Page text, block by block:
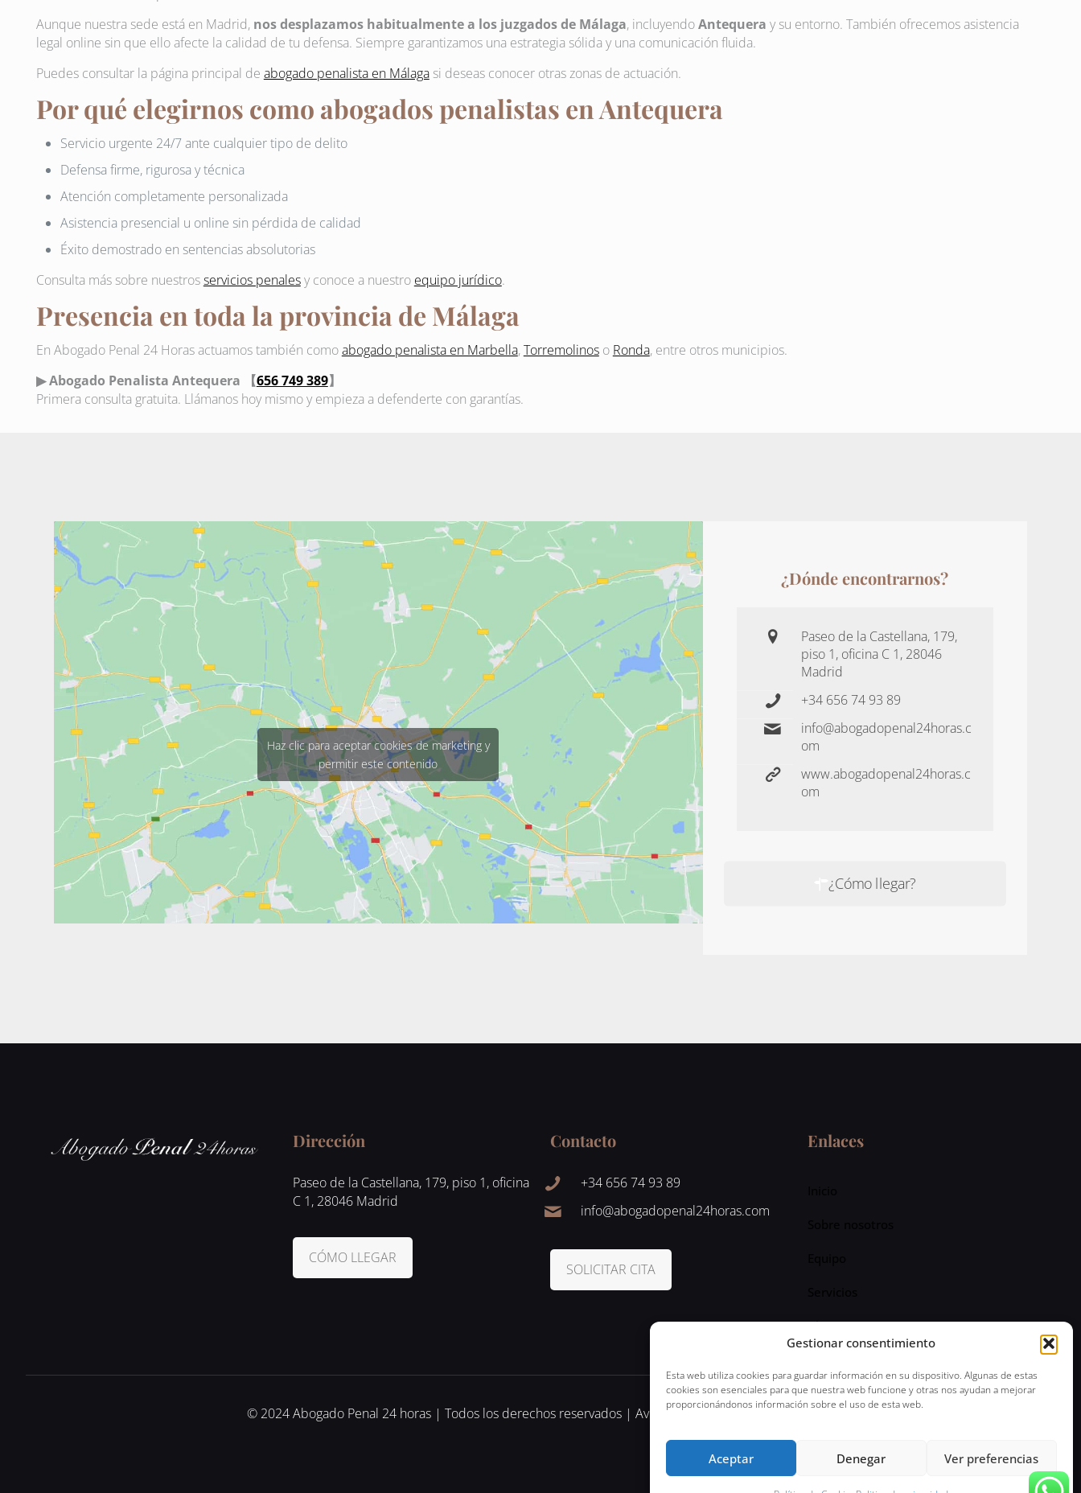
Gestionar consentimiento
Esta web utiliza cookies para guardar información en su dispositivo. Algunas de estas
cookies son esenciales para que nuestra web funcione y otras nos ayudan a mejorar
proporcionándonos información sobre el uso de esta web.
Aceptar Denegar Ver preferencias
Aunque nuestra sede está en Madrid, nos desplazamos habitualmente a los juzgados de Málaga, incluyendoAntequera y su entorno. También ofrecemos asistencia
legal online sin que ello afecte la calidad de tu defensa. Siempre garantizamos una estrategia sólida y una comunicación fluida.
Puedes consultar la página principal de abogado penalista en Málagasi deseas conocer otras zonas de actuación.
Por qué elegirnos como abogados penalistas en Antequera
Servicio urgente 24/7 ante cualquier tipo de delito
Defensa firme, rigurosa y técnica
Atención completamente personalizada
Asistencia presencial u online sin pérdida de calidad
Éxito demostrado en sentencias absolutorias
Consulta más sobre nuestrosservicios penalesy conoce a nuestro equipo jurídico.
Presencia en toda la provincia de Málaga
En Abogado Penal 24 Horas actuamos también comoabogado penalista en Marbella,Torremolinoso Ronda, entre otros municipios.
▶ Abogado Penalista Antequera 【656 749 389】
Primera consulta gratuita. Llámanos hoy mismo y empieza a defenderte con garantías.
Haz clic para aceptar cookies de marketing y
permitir este contenido
¿Dónde encontrarnos?
Paseo de la Castellana, 179,
piso 1, oficina C 1, 28046
Madrid
+34 656 74 93 89
info@abogadopenal24horas.c
om
www.abogadopenal24horas.c
om
¿Cómo llegar?
Dirección
Paseo de la Castellana, 179, piso 1, oficina
C 1, 28046 Madrid
CÓMO LLEGAR
Contacto
+34 656 74 93 89
info@abogadopenal24horas.com
SOLICITAR CITA
Enlaces
Blog
© 2024 Abogado Penal 24 horas | Todos los derechos reservados | Aviso Legal | Política de Privacidad